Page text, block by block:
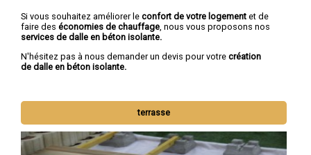
Si vous souhaitez améliorer le confort de votre logement et de
faire des économies de chauffage , nous vous proposons nos
services de dalle en béton isolante.
N'hésitez pas à nous demander un devis pour votre création
de dalle en béton isolante.
terrasse